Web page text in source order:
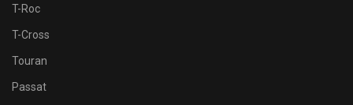
T-Roc
T-Cross
Touran
Passat